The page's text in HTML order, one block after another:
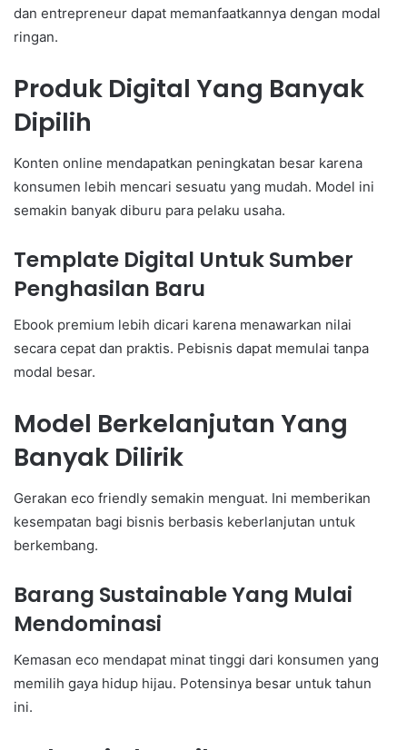
dan entrepreneur dapat memanfaatkannya dengan modal
ringan.
Produk Digital Yang Banyak
Dipilih
Konten online mendapatkan peningkatan besar karena
konsumen lebih mencari sesuatu yang mudah. Model ini
semakin banyak diburu para pelaku usaha.
Template Digital Untuk Sumber
Penghasilan Baru
Ebook premium lebih dicari karena menawarkan nilai
secara cepat dan praktis. Pebisnis dapat memulai tanpa
modal besar.
Model Berkelanjutan Yang
Banyak Dilirik
Gerakan eco friendly semakin menguat. Ini memberikan
kesempatan bagi bisnis berbasis keberlanjutan untuk
berkembang.
Barang Sustainable Yang Mulai
Mendominasi
Kemasan eco mendapat minat tinggi dari konsumen yang
memilih gaya hidup hijau. Potensinya besar untuk tahun
ini.